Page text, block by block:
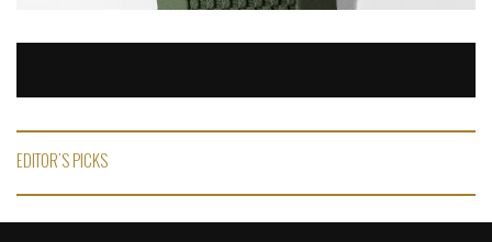
EDITOR'S PICKS